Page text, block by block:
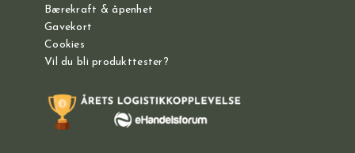
Bærekraft & åpenhet
Gavekort
Cookies
Vil du bli produkttester?